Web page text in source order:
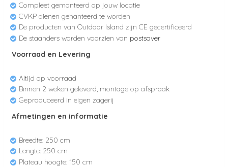
Compleet gemonteerd op jouw locatie
CVKP dienen gehanteerd te worden
De producten van Outdoor Island zijn CE gecertificeerd
De staanders worden voorzien van postsaver
Voorraad en Levering
Altijd op voorraad
Binnen 2 weken geleverd, montage op afspraak
Geproduceerd in eigen zagerij
Afmetingen en informatie
Breedte: 250 cm
Lengte: 250 cm
Plateau hoogte: 150 cm